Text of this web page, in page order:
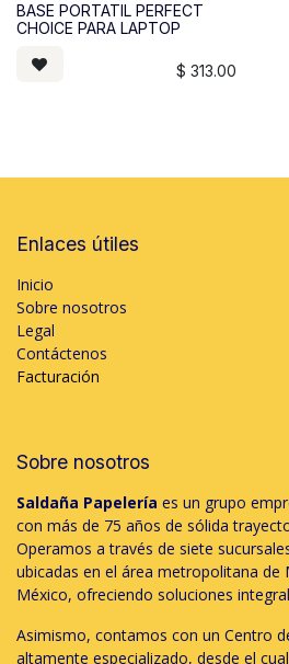
BASE PORTATIL PERFECT
CHOICE PARA LAPTOP
$ 313.00
Enlaces útiles
Inicio
Sobre nosotros
Legal
Contáctenos
Facturación
Sobre nosotros
Saldaña Papelería es un grupo
con más de 75 años de sólida
Operamos a través de siete
ubicadas en el área metropolitana de
México, ofreciendo soluciones
Asimismo, contamos con un Centro
altamente especializado, desde el